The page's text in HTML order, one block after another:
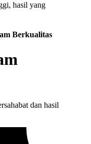
hasil yang
Berkualitas
dan hasil